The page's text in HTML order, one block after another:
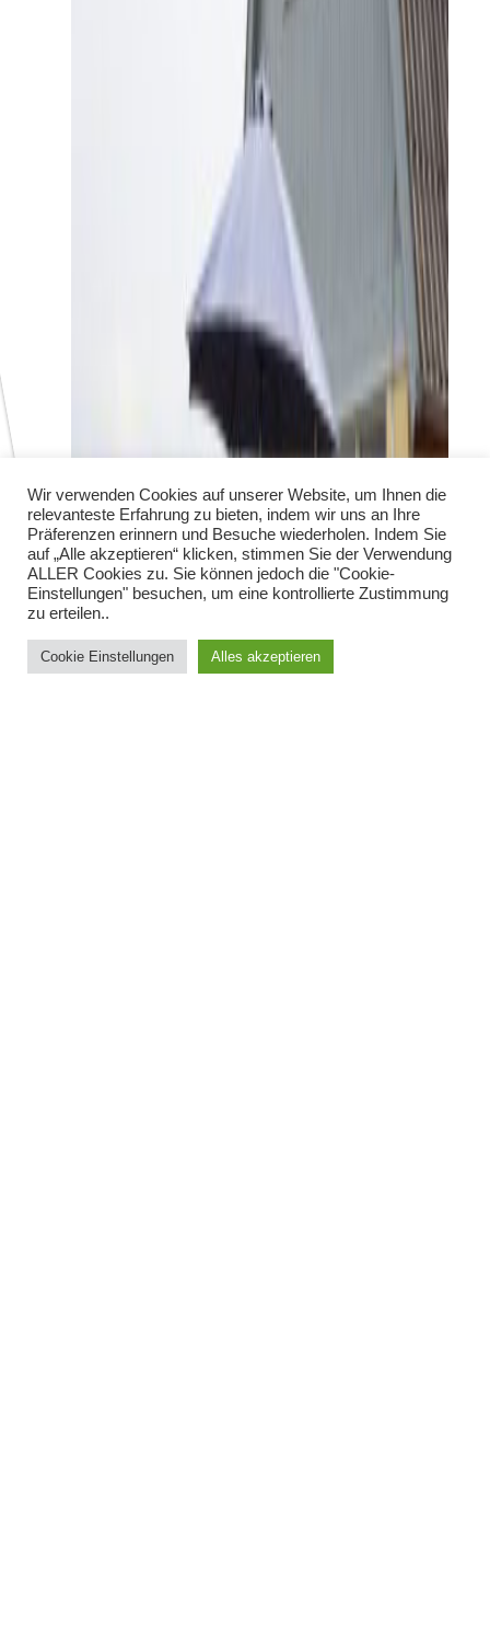
Wir verwenden Cookies auf unserer Website, um Ihnen die
relevanteste Erfahrung zu bieten, indem wir uns an Ihre
Präferenzen erinnern und Besuche wiederholen. Indem Sie
auf „Alle akzeptieren“ klicken, stimmen Sie der Verwendung
ALLER Cookies zu. Sie können jedoch die "Cookie-
Einstellungen" besuchen, um eine kontrollierte Zustimmung
zu erteilen..
Cookie Einstellungen Alles akzeptieren